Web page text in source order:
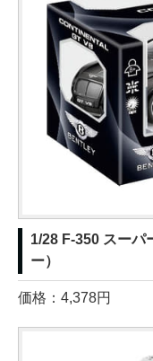
1/28 F-350 スーパ
ー）
価格：4,378円